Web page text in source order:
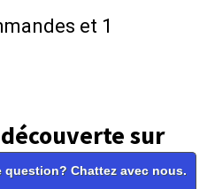
et 1
sur
A320
question? Chattez avec nous.